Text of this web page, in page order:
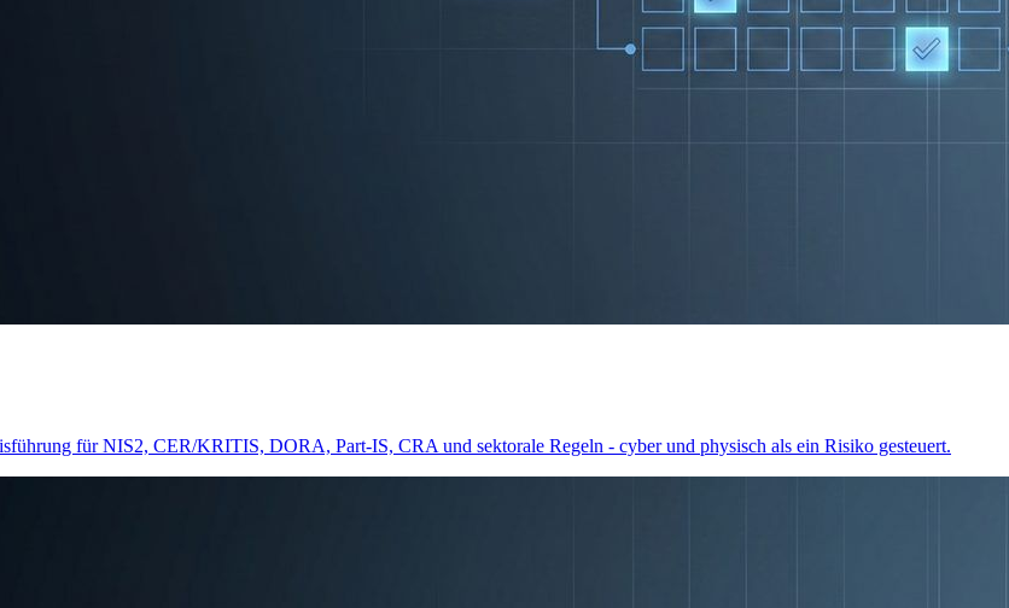
für NIS2, CER/KRITIS, DORA, Part-IS, CRA und sektorale Regeln - cyber und physisch als ein Risiko gesteuert.